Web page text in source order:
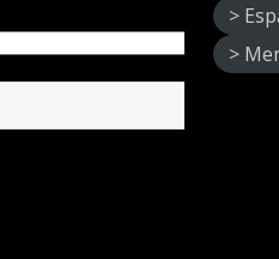
>
>